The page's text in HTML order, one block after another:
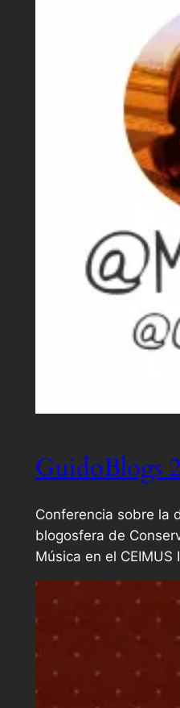
GuidoBlogs 2
Conferencia sobre la
blogosfera de
Música en el CEIMUS